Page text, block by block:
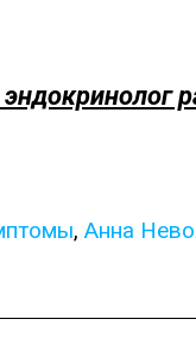
, Анна